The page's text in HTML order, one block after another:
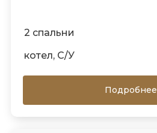
2 спальни
котел, С/У
Подробнее